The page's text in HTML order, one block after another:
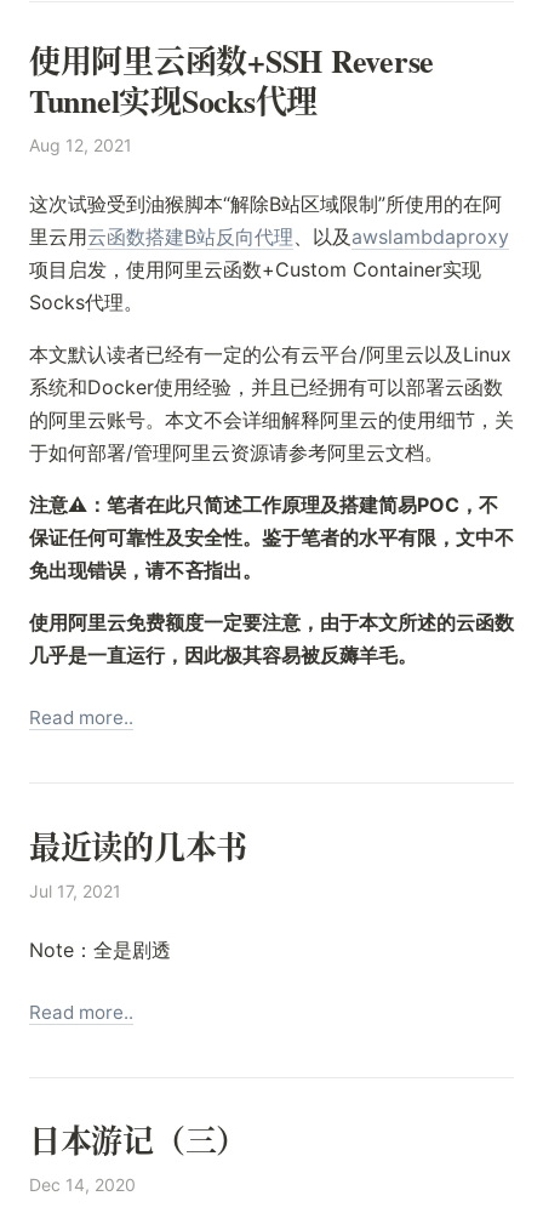
使用阿里云函数+SSH Reverse
Tunnel实现Socks代理
Aug 12, 2021
这次试验受到油猴脚本“解除B站区域限制”所使用的在阿
里云用云函数搭建B站反向代理、以及 awslambdaproxy
项目启发，使用阿里云函数+Custom Container实现
Socks代理。
本文默认读者已经有一定的公有云平台/阿里云以及Linux
系统和Docker使用经验，并且已经拥有可以部署云函数
的阿里云账号。本文不会详细解释阿里云的使用细节，关
于如何部署/管理阿里云资源请参考阿里云文档。
注意⚠️：笔者在此只简述工作原理及搭建简易POC，不
保证任何可靠性及安全性。鉴于笔者的水平有限，文中不
免出现错误，请不吝指出。
使用阿里云免费额度一定要注意，由于本文所述的云函数
几乎是一直运行，因此极其容易被反薅羊毛。
Read more..
最近读的几本书
Jul 17, 2021
Note：全是剧透
Read more..
日本游记（三）
Dec 14, 2020